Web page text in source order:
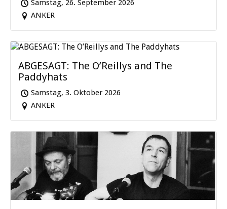
Samstag, 26. September 2026
ANKER
ABGESAGT: The O’Reillys and The
Paddyhats
Samstag, 3. Oktober 2026
ANKER